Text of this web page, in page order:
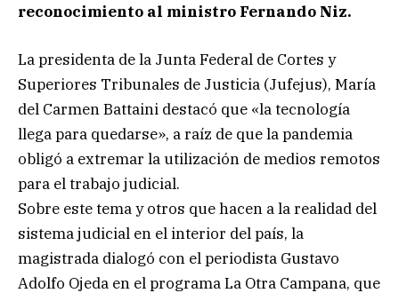
reconocimiento al ministro Fernando Niz.
La presidenta de la Junta Federal de Cortes y
Superiores Tribunales de Justicia (Jufejus), María
del Carmen Battaini destacó que «la tecnología
llega para quedarse», a raíz de que la pandemia
obligó a extremar la utilización de medios remotos
para el trabajo judicial.
Sobre este tema y otros que hacen a la realidad del
sistema judicial en el interior del país, la
magistrada dialogó con el periodista Gustavo
Adolfo Ojeda en el programa La Otra Campana, que